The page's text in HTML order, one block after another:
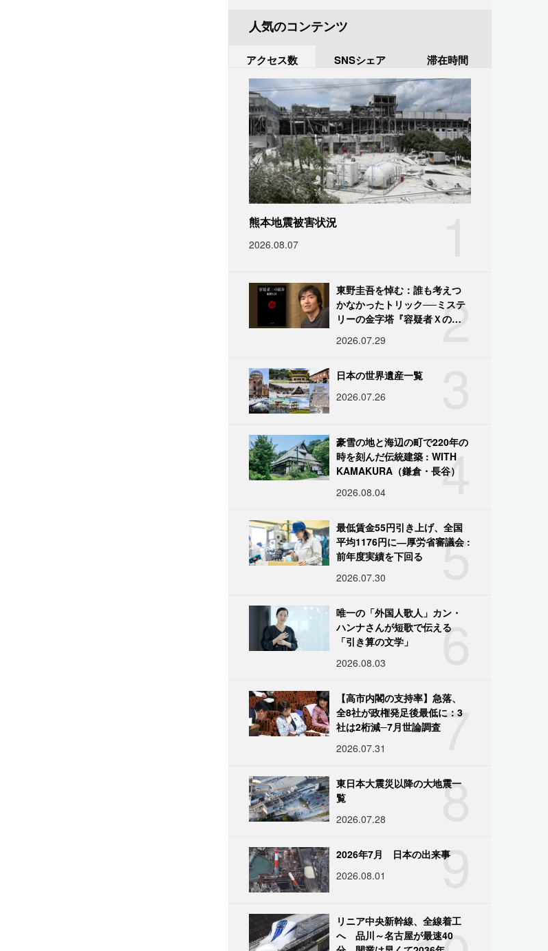
人気のコンテンツ
アクセス数 SNSシェア 滞在時間
熊本地震被害状況
2026.08.07
2
東野圭吾を悼む：誰も考えつ
かなかったトリック──ミステ
リーの金字塔『容疑者Ｘの献
2026.07.29
日本の世界遺産一覧
2026.07.26
4
豪雪の地と海辺の町で220年の
時を刻んだ伝統建築 : WITH
KAMAKURA（鎌倉・長谷）
2026.08.04
5
最低賃金55円引き上げ、全国
平均1176円に―厚労省審議会 :
前年度実績を下回る
2026.07.30
6
唯一の「外国人歌人」カン・
ハンナさんが短歌で伝える
「引き算の文学」
2026.08.03
7
【高市内閣の支持率】急落、
全8社が政権発足後最低に：3
社は2桁減─7月世論調査
2026.07.31
8
東日本大震災以降の大地震一
覧
2026.07.28
9
2026年7月 日本の出来事
2026.08.01
リニア中央新幹線、全線着工
へ 品川～名古屋が最速40